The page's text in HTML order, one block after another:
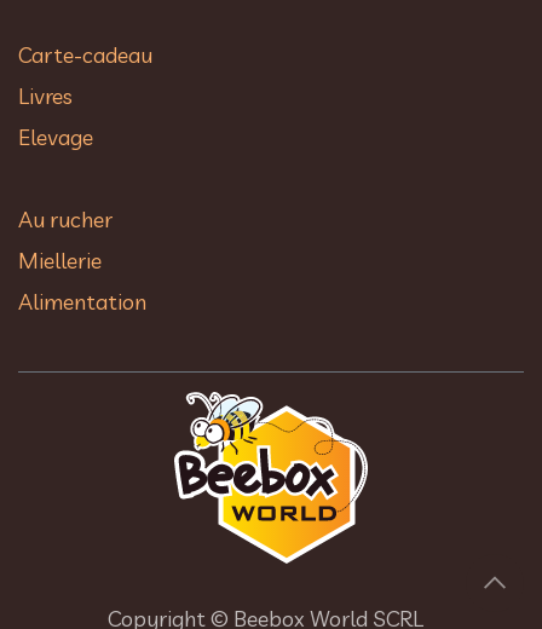
Carte-cadeau
Livres
Elevage
Au rucher​
Miellerie
Alimentation
Copyright © Beebox World SCRL